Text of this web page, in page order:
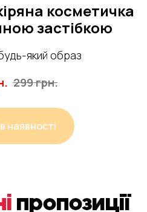
косметичка
застібкою
який образ
299грн.
наявності